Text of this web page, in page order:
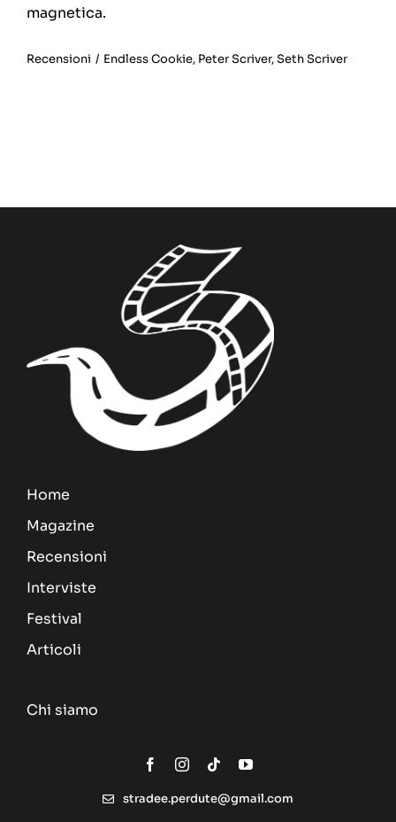
magnetica.
Recensioni / Endless Cookie, Peter Scriver,Seth Scriver
Home
Magazine
Recensioni
Interviste
Festival
Articoli
Chi siamo
stradee.perdute@gmail.com